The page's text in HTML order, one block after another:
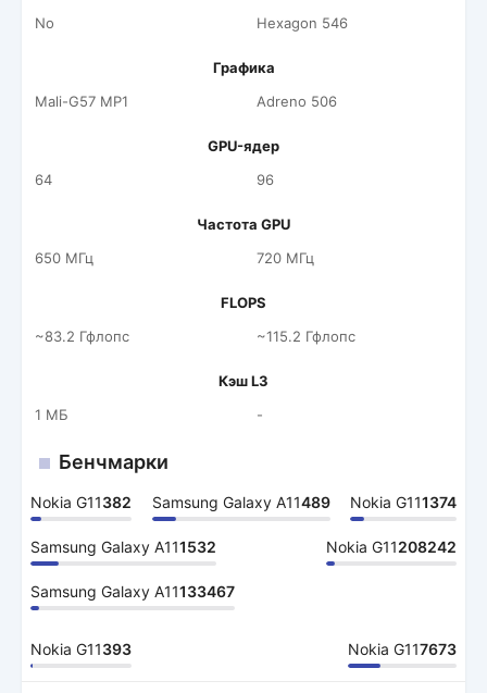
No
Hexagon 546
Графика
Mali-G57 MP1
Adreno 506
GPU-ядер
64
96
Частота GPU
650 МГц
720 МГц
FLOPS
~83.2 Гфлопс
~115.2 Гфлопс
Кэш L3
1 МБ
-
Бенчмарки
Nokia G11382 Samsung Galaxy A11489 Nokia G111374
Samsung Galaxy A111532 Nokia G11208242
Samsung Galaxy A11133467
Nokia G11393 Nokia G117673